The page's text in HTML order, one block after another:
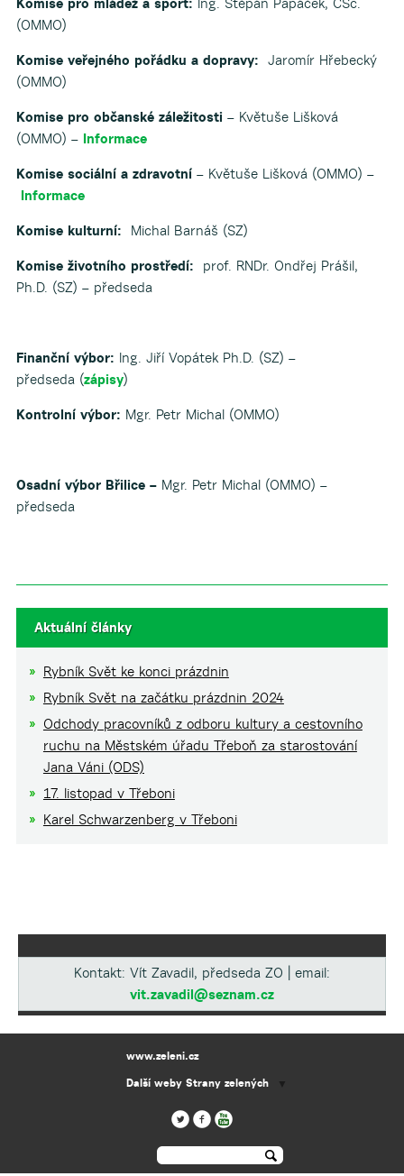
Komise pro mládež a sport: Ing. Štěpán Papáček, CSc.
(OMMO)
Komise veřejného pořádku a dopravy: Jaromír Hřebecký
(OMMO)
Komise pro občanské záležitosti– Květuše Lišková
(OMMO) – Informace
Komise sociální a zdravotní– Květuše Lišková (OMMO) –
Informace
Komise kulturní: Michal Barnáš (SZ)
Komise životního prostředí: prof. RNDr. Ondřej Prášil,
Ph.D. (SZ) – předseda
Finanční výbor: Ing. Jiří Vopátek Ph.D. (SZ) –
předseda (zápisy)
Kontrolní výbor: Mgr. Petr Michal (OMMO)
Osadní výbor Břilice – Mgr. Petr Michal (OMMO) –
předseda
Aktuální články
Rybník Svět ke konci prázdnin
Rybník Svět na začátku prázdnin 2024
Odchody pracovníků z odboru kultury a cestovního
ruchu na Městském úřadu Třeboň za starostování
Jana Váni (ODS)
17. listopad v Třeboni
Karel Schwarzenberg v Třeboni
Kontakt: Vít Zavadil, předseda ZO | email:
vit.zavadil@seznam.cz
www.zeleni.cz
Další weby Strany zelených
▼